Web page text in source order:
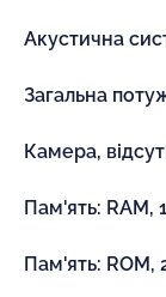
Акустична
Загальна
Камера,
Пам'ять: RAM,